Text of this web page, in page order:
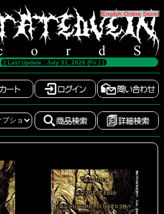
[English Online Store]
[ Last Update : July 31, 2026 (Fri.) ]